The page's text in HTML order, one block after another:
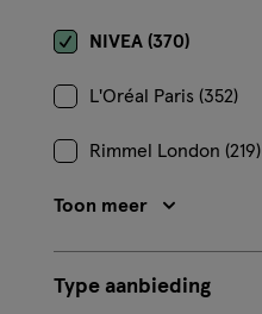
NIVEA (370)
L'Oréal Paris (352)
Rimmel London (219)
Toon meer
Type aanbieding